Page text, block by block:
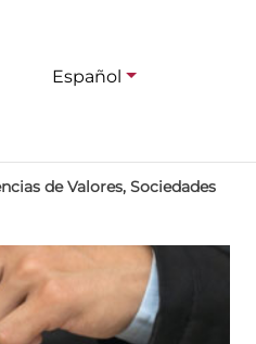
Español
de Valores, Sociedades